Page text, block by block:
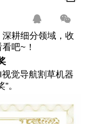
耕细分领域，收
吧~！
觉导航割草机器
。